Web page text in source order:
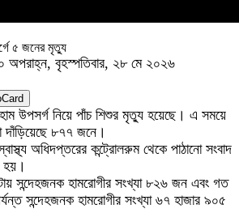
৫ জনের মৃত্যু
বৃহস্পতিবার, ২৮ মে ২০২৬
উপসর্গ নিয়ে পাঁচ শিশুর মৃত্যু হয়েছে। এ সময়ে
৮৭৭ জনে।
অধিদপ্তরের কন্ট্রোলরুম থেকে পাঠানো সংবাদ
হয়।
সন্দেহজনক হামরোগীর সংখ্যা ৮২৬ জন এবং গত
সন্দেহজনক হামরোগীর সংখ্যা ৬৭ হাজার ৯০৫